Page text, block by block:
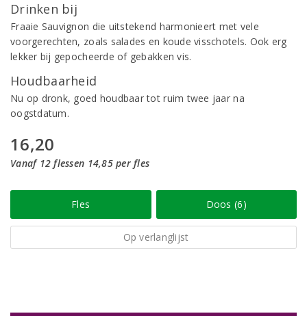
Drinken bij
Fraaie Sauvignon die uitstekend harmonieert met vele
voorgerechten, zoals salades en koude visschotels. Ook erg
lekker bij gepocheerde of gebakken vis.
Houdbaarheid
Nu op dronk, goed houdbaar tot ruim twee jaar na
oogstdatum.
16,20
Vanaf 12 flessen 14,85 per fles
Fles Doos (6)
Op verlanglijst